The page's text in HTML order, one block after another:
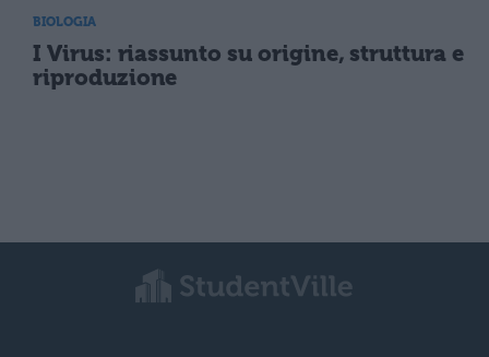
BIOLOGIA
I Virus: riassunto su origine, struttura e
riproduzione